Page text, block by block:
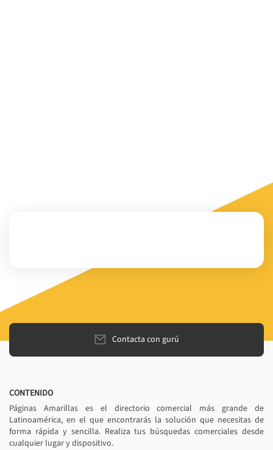
Contacta con gurú
CONTENIDO
Páginas Amarillas es el directorio comercial más grande de
Latinoamérica, en el que encontrarás la solución que necesitas de
forma rápida y sencilla. Realiza tus búsquedas comerciales desde
cualquier lugar y dispositivo.